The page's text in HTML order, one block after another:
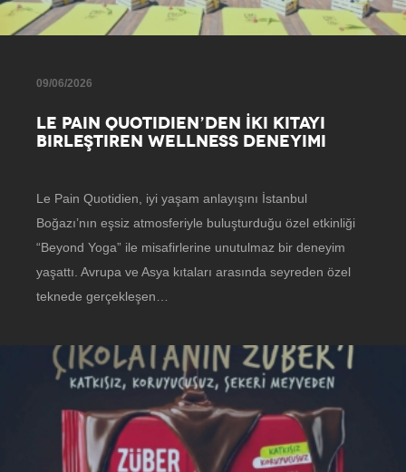
09/06/2026
LE PAIN QUOTIDIEN’DEN İKI KITAYI
BIRLEŞTIREN WELLNESS DENEYIMI
Le Pain Quotidien, iyi yaşam anlayışını İstanbul
Boğazı’nın eşsiz atmosferiyle buluşturduğu özel etkinliği
“Beyond Yoga” ile misafirlerine unutulmaz bir deneyim
yaşattı. Avrupa ve Asya kıtaları arasında seyreden özel
teknede gerçekleşen…